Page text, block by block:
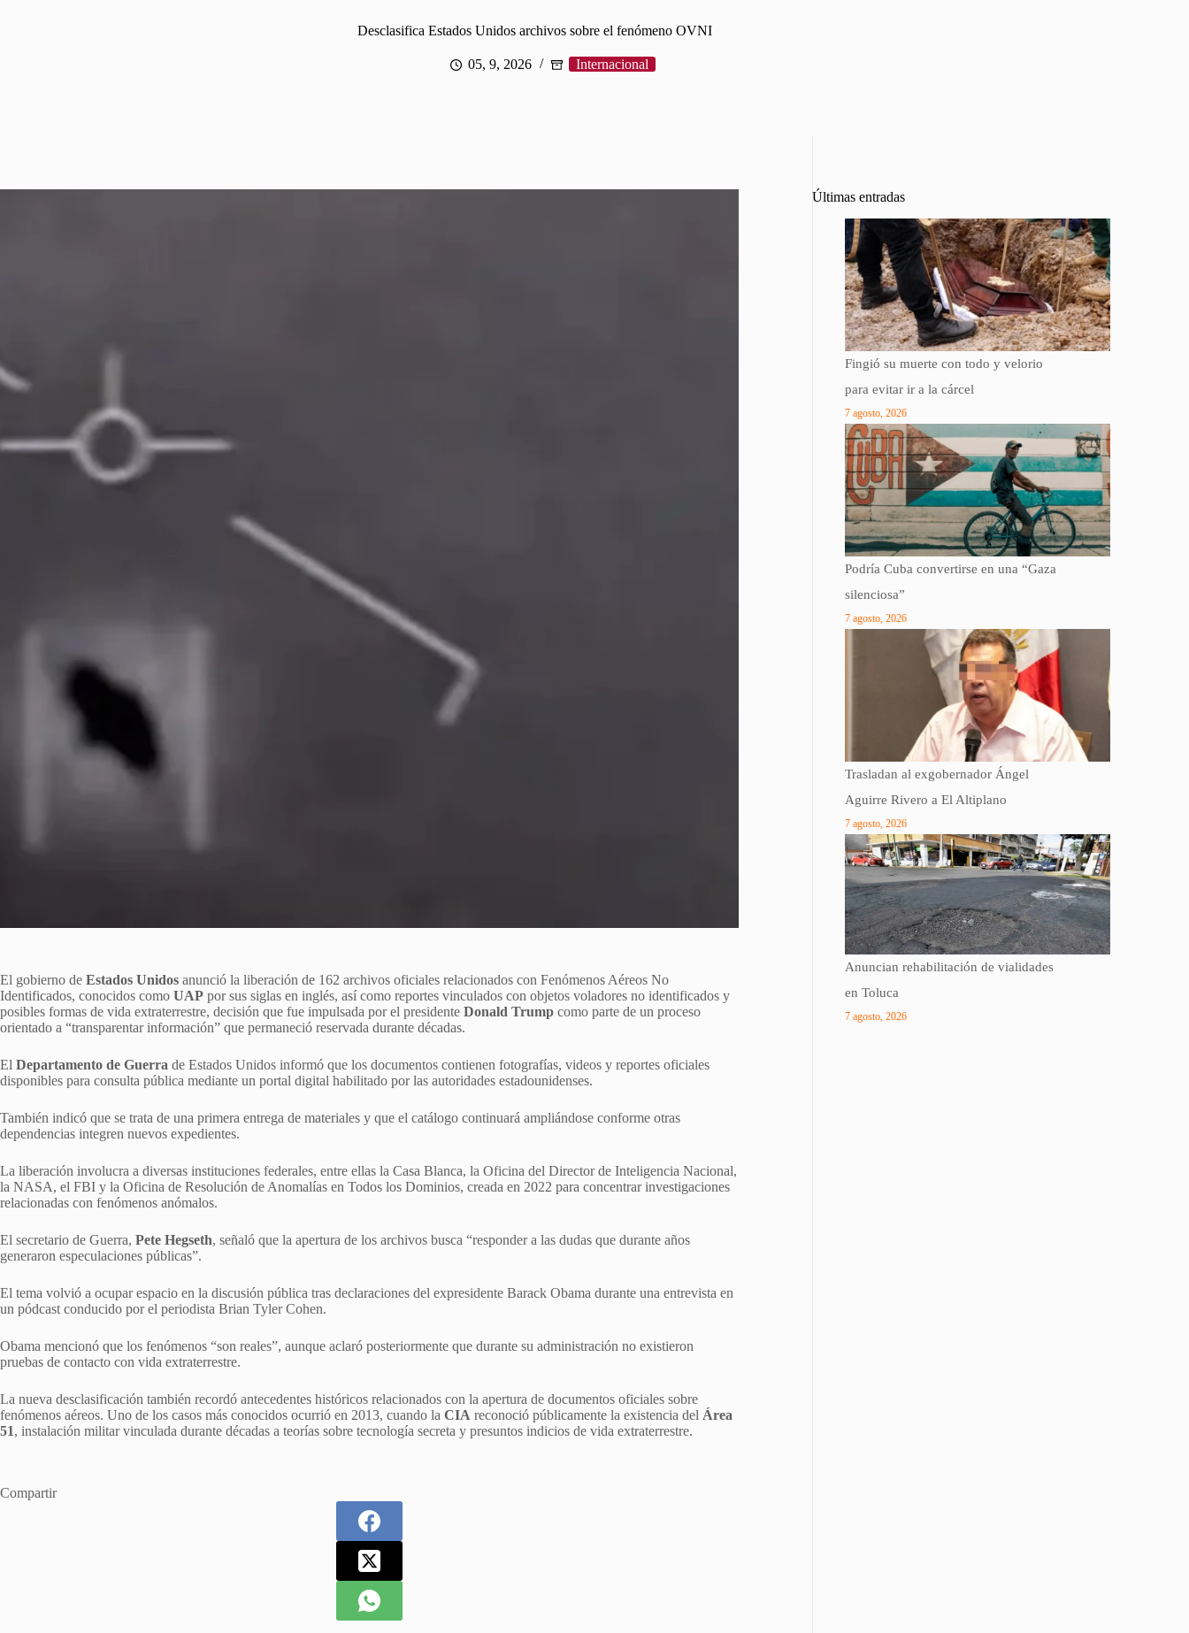
Desclasifica Estados Unidos archivos sobre el fenómeno OVNI
05, 9, 2026 Internacional
El gobierno de Estados Unidos anunció la liberación de 162 archivos oficiales relacionados con Fenómenos Aéreos No
Identificados, conocidos como UAP por sus siglas en inglés, así como reportes vinculados con objetos voladores no identificados y
posibles formas de vida extraterrestre, decisión que fue impulsada por el presidente Donald Trump como parte de un proceso
orientado a “transparentar información” que permaneció reservada durante décadas.
El Departamento de Guerra de Estados Unidos informó que los documentos contienen fotografías, videos y reportes oficiales
disponibles para consulta pública mediante un portal digital habilitado por las autoridades estadounidenses.
También indicó que se trata de una primera entrega de materiales y que el catálogo continuará ampliándose conforme otras
dependencias integren nuevos expedientes.
La liberación involucra a diversas instituciones federales, entre ellas la Casa Blanca, la Oficina del Director de Inteligencia Nacional,
la NASA, el FBI y la Oficina de Resolución de Anomalías en Todos los Dominios, creada en 2022 para concentrar investigaciones
relacionadas con fenómenos anómalos.
El secretario de Guerra, Pete Hegseth, señaló que la apertura de los archivos busca “responder a las dudas que durante años
generaron especulaciones públicas”.
El tema volvió a ocupar espacio en la discusión pública tras declaraciones del expresidente Barack Obama durante una entrevista en
un pódcast conducido por el periodista Brian Tyler Cohen.
Obama mencionó que los fenómenos “son reales”, aunque aclaró posteriormente que durante su administración no existieron
pruebas de contacto con vida extraterrestre.
La nueva desclasificación también recordó antecedentes históricos relacionados con la apertura de documentos oficiales sobre
fenómenos aéreos. Uno de los casos más conocidos ocurrió en 2013, cuando la CIA reconoció públicamente la existencia del Área
51, instalación militar vinculada durante décadas a teorías sobre tecnología secreta y presuntos indicios de vida extraterrestre.
Compartir
Últimas entradas
Fingió su muerte con todo y velorio
para evitar ir a la cárcel
7 agosto, 2026
Podría Cuba convertirse en una “Gaza
silenciosa”
7 agosto, 2026
Trasladan al exgobernador Ángel
Aguirre Rivero a El Altiplano
7 agosto, 2026
Anuncian rehabilitación de vialidades
en Toluca
7 agosto, 2026